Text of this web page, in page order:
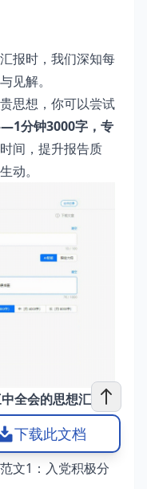
报时，我们深知每
见解。
思想，你可以尝试
分钟3000字，专
间，提升报告质
动。
全会的思想汇报
文1：入党积极分
下载此文档